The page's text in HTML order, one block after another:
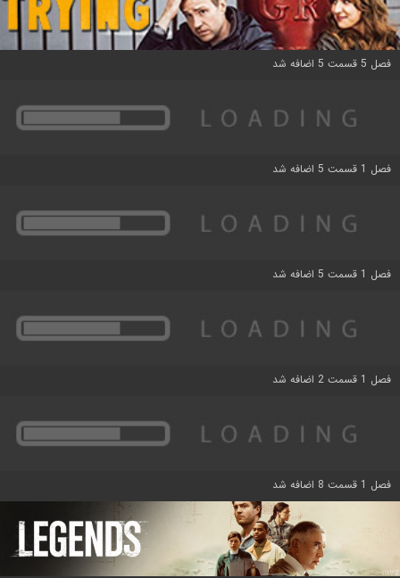
فصل 5 قسمت 5 اضافه شد
فصل 1 قسمت 5 اضافه شد
فصل 1 قسمت 5 اضافه شد
فصل 1 قسمت 2 اضافه شد
فصل 1 قسمت 8 اضافه شد